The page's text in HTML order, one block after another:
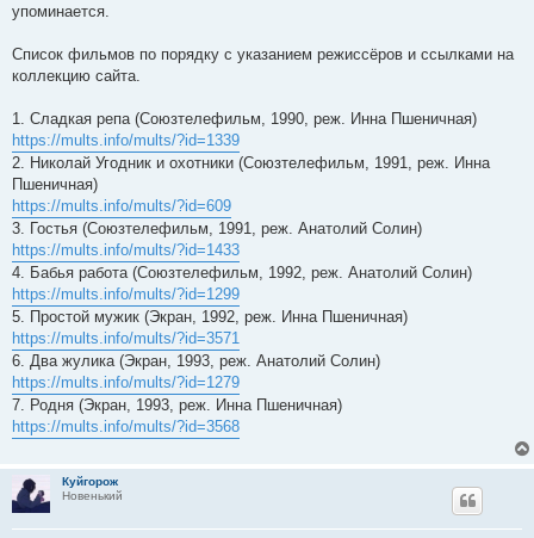
упоминается.
Список фильмов по порядку с указанием режиссёров и ссылками на
коллекцию сайта.
1. Сладкая репа (Союзтелефильм, 1990, реж. Инна Пшеничная)
https://mults.info/mults/?id=1339
2. Николай Угодник и охотники (Союзтелефильм, 1991, реж. Инна
Пшеничная)
https://mults.info/mults/?id=609
3. Гостья (Союзтелефильм, 1991, реж. Анатолий Солин)
https://mults.info/mults/?id=1433
4. Бабья работа (Союзтелефильм, 1992, реж. Анатолий Солин)
https://mults.info/mults/?id=1299
5. Простой мужик (Экран, 1992, реж. Инна Пшеничная)
https://mults.info/mults/?id=3571
6. Два жулика (Экран, 1993, реж. Анатолий Солин)
https://mults.info/mults/?id=1279
7. Родня (Экран, 1993, реж. Инна Пшеничная)
https://mults.info/mults/?id=3568
Куйгорож
Новенький